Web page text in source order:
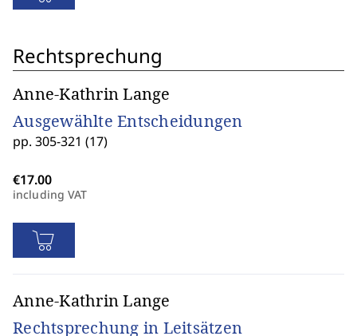
Rechtsprechung
Anne-Kathrin Lange
Ausgewählte Entscheidungen
pp. 305-321 (17)
including VAT
Anne-Kathrin Lange
Rechtsprechung in Leitsätzen